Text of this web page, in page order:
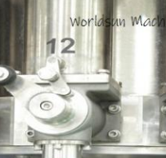
Мы скоро